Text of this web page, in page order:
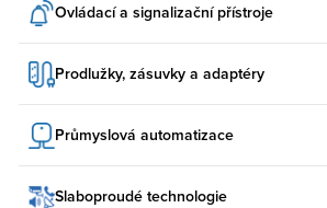
Ovládací a signalizační přístroje
Prodlužky, zásuvky a adaptéry
Průmyslová automatizace
Slaboproudé technologie